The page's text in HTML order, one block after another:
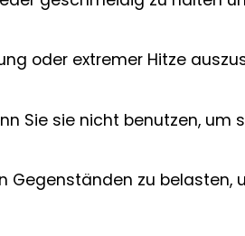
oder extremer Hitze
Sie sie nicht benutzen, um
Gegenständen zu belasten,